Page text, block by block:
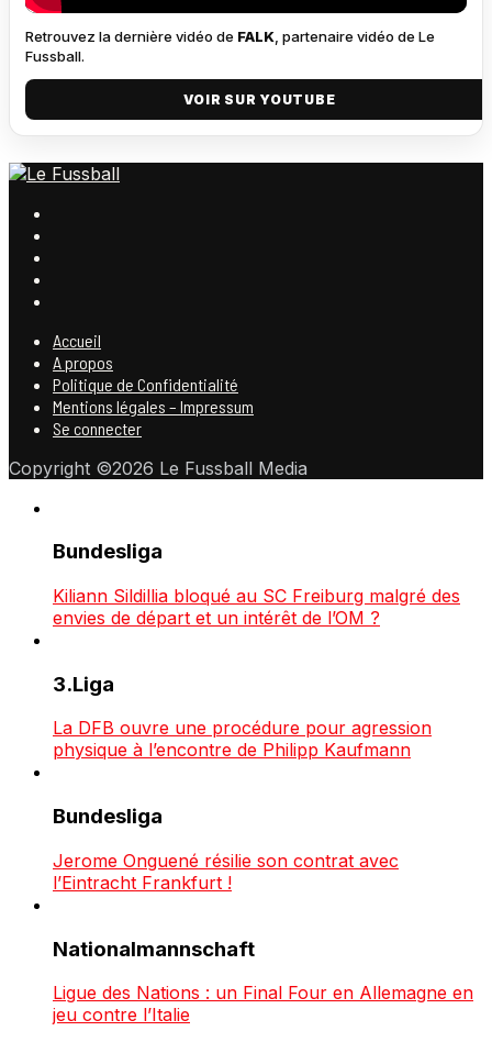
Retrouvez la dernière vidéo de FALK , partenaire vidéo de Le
Fussball.
VOIR SUR YOUTUBE
Accueil
A propos
Politique de Confidentialité
Mentions légales – Impressum
Se connecter
Copyright ©2026 Le Fussball Media
Bundesliga
Kiliann Sildillia bloqué au SC Freiburg malgré des
envies de départ et un intérêt de l’OM ?
3.Liga
La DFB ouvre une procédure pour agression
physique à l’encontre de Philipp Kaufmann
Bundesliga
Jerome Onguené résilie son contrat avec
l’Eintracht Frankfurt !
Nationalmannschaft
Ligue des Nations : un Final Four en Allemagne en
jeu contre l’Italie